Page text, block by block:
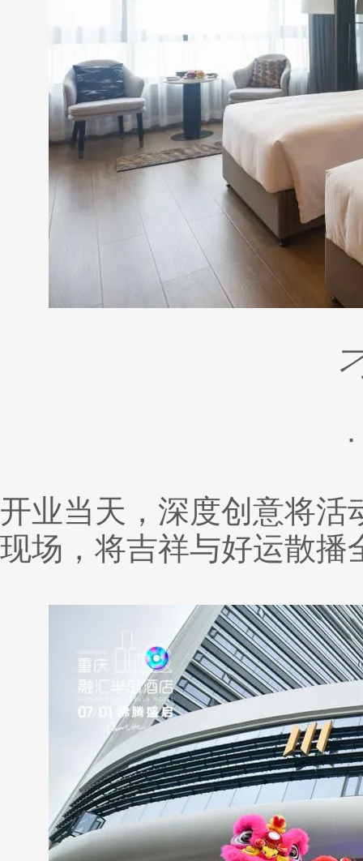
开业当天，深度创意将活
现场，将吉祥与好运散播